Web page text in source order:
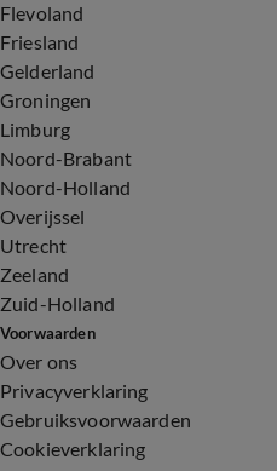
Flevoland
Friesland
Gelderland
Groningen
Limburg
Noord-Brabant
Noord-Holland
Overijssel
Utrecht
Zeeland
Zuid-Holland
Voorwaarden
Over ons
Privacyverklaring
Gebruiksvoorwaarden
Cookieverklaring